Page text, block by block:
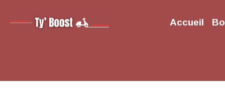
Accueil